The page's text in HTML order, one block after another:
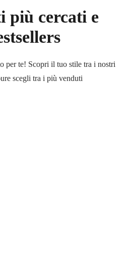
più cercati e
per te! Scopri il tuo stile tra i nostri
scegli tra i più venduti